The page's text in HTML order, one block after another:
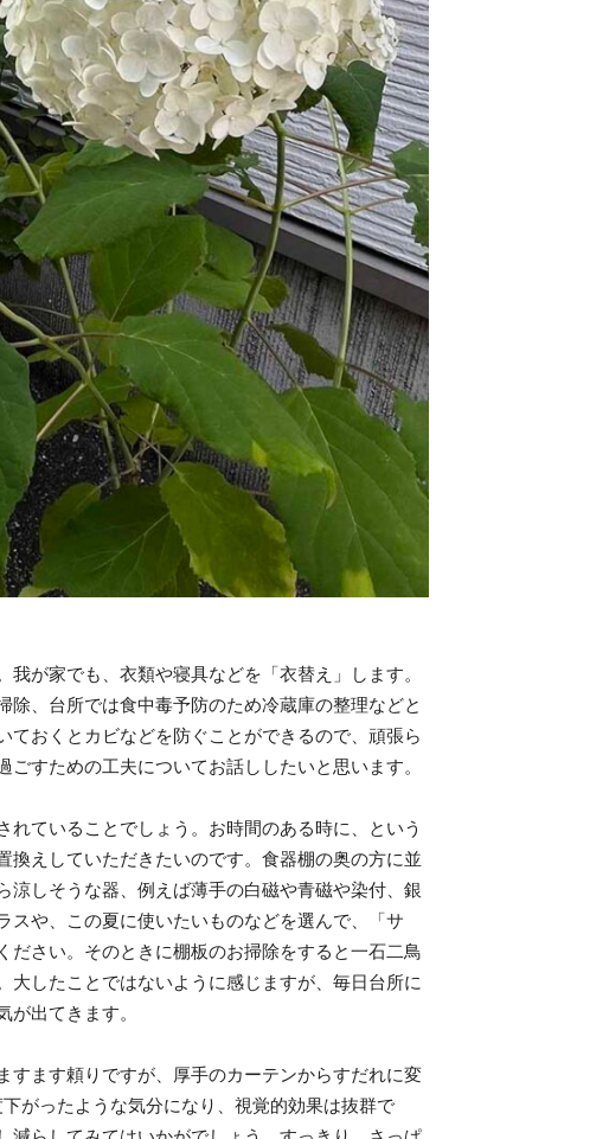
が家でも、衣類や寝具などを「衣替え」します。
、台所では食中毒予防のため冷蔵庫の整理などと
おくとカビなどを防ぐことができるので、頑張ら
すための工夫についてお話ししたいと思います。
ていることでしょう。お時間のある時に、という
換えしていただきたいのです。食器棚の奥の方に並
しそうな器、例えば薄手の白磁や青磁や染付、銀
や、この夏に使いたいものなどを選んで、「サ
ださい。そのときに棚板のお掃除をすると一石二鳥
したことではないように感じますが、毎日台所に
出てきます。
ます頼りですが、厚手のカーテンからすだれに変
がったような気分になり、視覚的効果は抜群で